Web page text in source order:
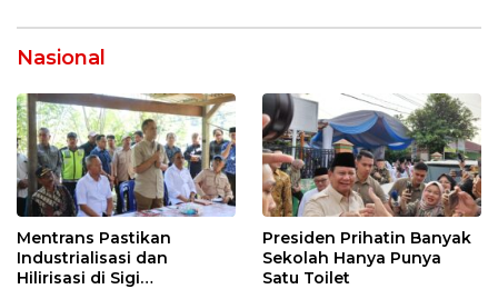
Nasional
Mentrans Pastikan
Industrialisasi dan
Hilirisasi di Sigi
Presiden Prihatin Banyak
Sekolah Hanya Punya
Satu Toilet